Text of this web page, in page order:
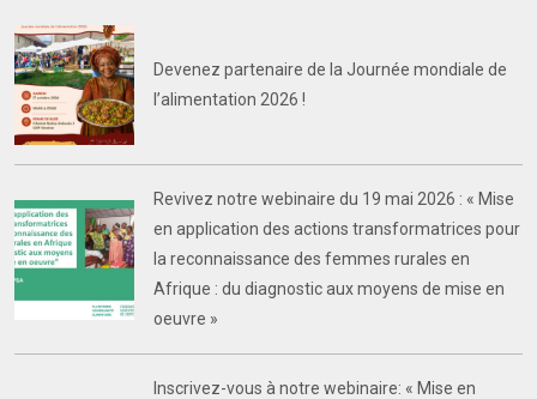
Devenez partenaire de la Journée mondiale de
l’alimentation 2026 !
Revivez notre webinaire du 19 mai 2026 : « Mise
en application des actions transformatrices pour
la reconnaissance des femmes rurales en
Afrique : du diagnostic aux moyens de mise en
oeuvre »
Inscrivez-vous à notre webinaire: « Mise en